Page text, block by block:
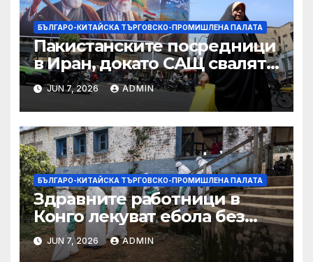
БЪЛГАРО-КИТАЙСКА ТЪРГОВСКО-ПРОМИШЛЕНА ПАЛАТА
Пакистанските посредници
в Иран, докато САЩ свалят
дронове, Ливан търси мир
JUN 7, 2026 ADMIN
БЪЛГАРО-КИТАЙСКА ТЪРГОВСКО-ПРОМИШЛЕНА ПАЛАТА
Здравните работници в
Конго лекуват ебола без
заплащане, докато СЗО
търси ресурси
JUN 7, 2026 ADMIN